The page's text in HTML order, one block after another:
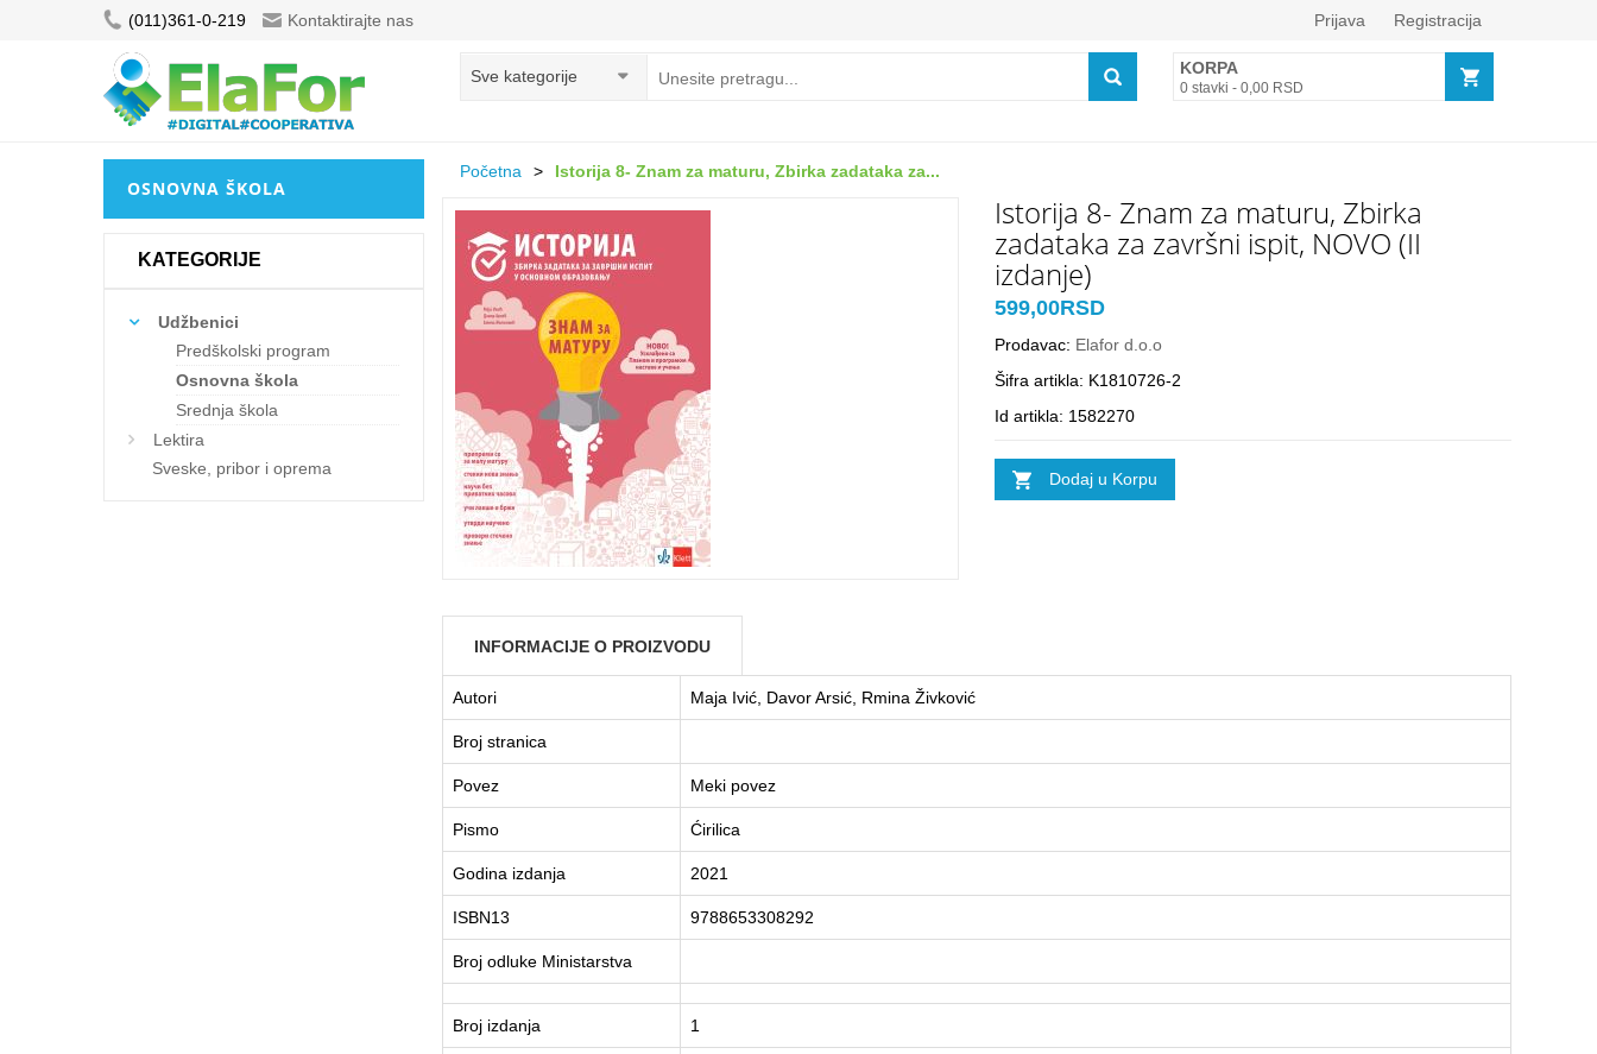
(011)361-0-219 Kontaktirajte nas Prijava Registracija
Sve kategorije KORPA
0 stavki - 0,00 RSD
OSNOVNA ŠKOLA
KATEGORIJE
Udžbenici
Predškolski program
Osnovna škola
Srednja škola
Lektira
Sveske, pribor i oprema
Početna > Istorija 8- Znam za maturu, Zbirka zadataka za...
Istorija 8- Znam za maturu, Zbirka
zadataka za završni ispit, NOVO (II
izdanje)
599,00RSD
Prodavac: Elafor d.o.o
Šifra artikla: K1810726-2
Id artikla: 1582270
Dodaj u Korpu
INFORMACIJE O PROIZVODU
Autori Maja Ivić, Davor Arsić, Rmina Živković
Broj stranica
Povez Meki povez
Pismo Ćirilica
Godina izdanja 2021
ISBN13 9788653308292
Broj odluke Ministarstva
Broj izdanja 1